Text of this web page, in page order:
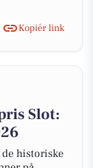
Kopiér link
Slot:
historiske